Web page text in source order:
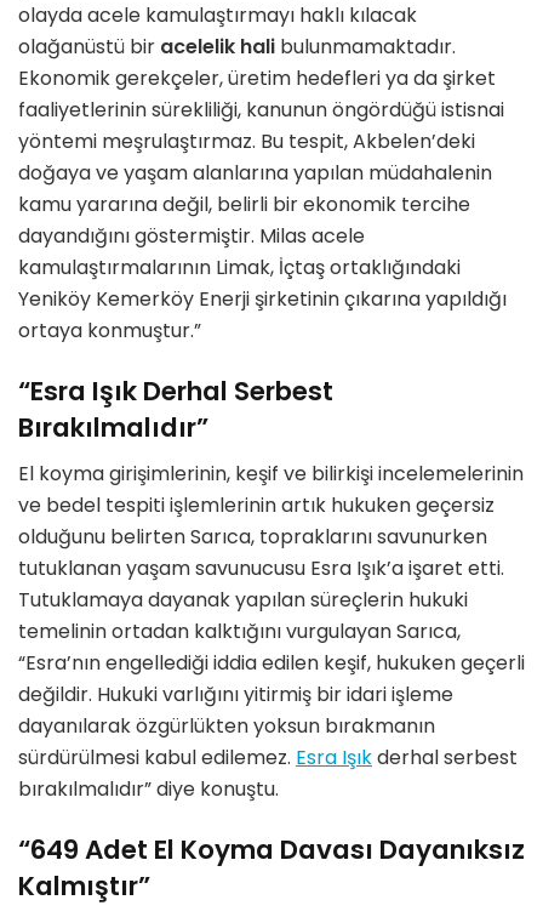
olayda acele kamulaştırmayı haklı kılacak
olağanüstü bir acelelik hali bulunmamaktadır.
Ekonomik gerekçeler, üretim hedefleri ya da şirket
faaliyetlerinin sürekliliği, kanunun öngördüğü istisnai
yöntemi meşrulaştırmaz. Bu tespit, Akbelen’deki
doğaya ve yaşam alanlarına yapılan müdahalenin
kamu yararına değil, belirli bir ekonomik tercihe
dayandığını göstermiştir. Milas acele
kamulaştırmalarının Limak, İçtaş ortaklığındaki
Yeniköy Kemerköy Enerji şirketinin çıkarına yapıldığı
ortaya konmuştur.”
“Esra Işık Derhal Serbest
Bırakılmalıdır”
El koyma girişimlerinin, keşif ve bilirkişi incelemelerinin
ve bedel tespiti işlemlerinin artık hukuken geçersiz
olduğunu belirten Sarıca, topraklarını savunurken
tutuklanan yaşam savunucusu Esra Işık’a işaret etti.
Tutuklamaya dayanak yapılan süreçlerin hukuki
temelinin ortadan kalktığını vurgulayan Sarıca,
“Esra’nın engellediği iddia edilen keşif, hukuken geçerli
değildir. Hukuki varlığını yitirmiş bir idari işleme
dayanılarak özgürlükten yoksun bırakmanın
sürdürülmesi kabul edilemez. Esra Işıkderhal serbest
bırakılmalıdır” diye konuştu.
“649 Adet El Koyma Davası Dayanıksız
Kalmıştır”